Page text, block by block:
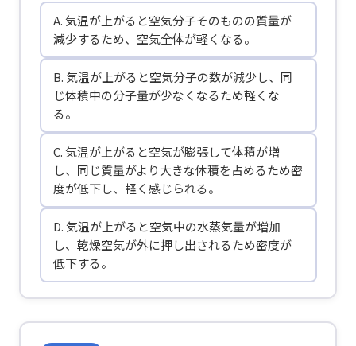
A. 気温が上がると空気分子そのものの質量が
減少するため、空気全体が軽くなる。
B. 気温が上がると空気分子の数が減少し、同
じ体積中の分子量が少なくなるため軽くな
る。
C. 気温が上がると空気が膨張して体積が増
し、同じ質量がより大きな体積を占めるため密
度が低下し、軽く感じられる。
D. 気温が上がると空気中の水蒸気量が増加
し、乾燥空気が外に押し出されるため密度が
低下する。